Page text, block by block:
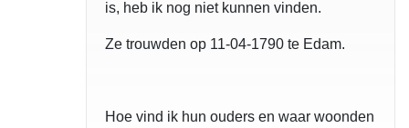
is, heb ik nog niet kunnen vinden.
Ze trouwden op 11-04-1790 te Edam.
Hoe vind ik hun ouders en waar woonden